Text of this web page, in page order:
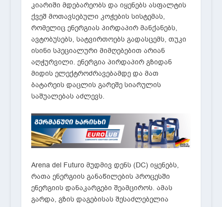
კიარიში მდებარეობს და იყენებს ასფალტის
ქვეშ მოთავსებული კოჭების სისტემას,
რომელიც ენერგიას პირდაპირ მანქანებს,
ავტობუსებს, სატვირთოებს გადასცემს, თუკი
ისინი სპეციალური მიმღებებით არიან
აღჭურვილი. ენერგია პირდაპირ გზიდან
მიდის ელექტროძრავებამდე და მათ
ბატარეის დაცლის გარეშე სიარულის
საშუალებას აძლევს.
Arena del Futuro მუდმივ დენს (DC) იყენებს,
რათა ენერგიის განაწილების პროცესში
ენერგიის დანაკარგები შეამციროს. ამას
გარდა, გზის დაგებისას შესაძლებელია